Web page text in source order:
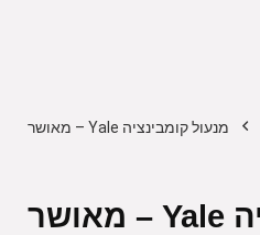
מנעול קומבינציה Yale – מאושר
מנעול קומבינציה Yale – מאושר